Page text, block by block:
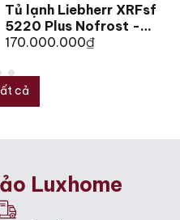
cả
Tủ lạnh Liebherr XRFsf
5220 Plus Nofrost -
676L
170.000.000₫
Luxhome